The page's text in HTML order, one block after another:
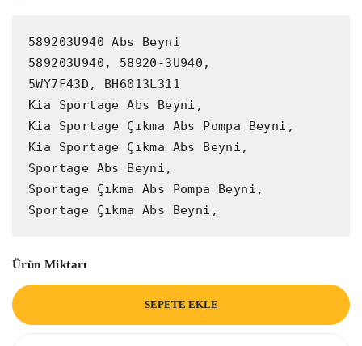
589203U940 Abs Beyni
589203U940, 58920-3U940,
5WY7F43D, BH6013L311
Kia Sportage Abs Beyni,
Kia Sportage Çıkma Abs Pompa Beyni,
Kia Sportage Çıkma Abs Beyni,
Sportage Abs Beyni,
Sportage Çıkma Abs Pompa Beyni,
Sportage Çıkma Abs Beyni,
Ürün Miktarı
SEPETE EKLE